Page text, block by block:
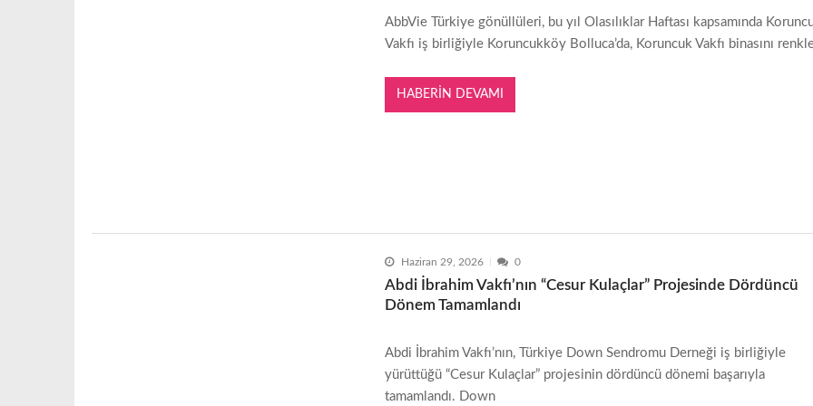
AbbVie Türkiye gönüllüleri, bu yıl Olasılıklar Haftası kapsamında
Vakfı iş birliğiyle Koruncukköy Bolluca’da, Koruncuk Vakfı binasını
HABERIN DEVAMI
Haziran 29, 2026 0
Abdi İbrahim Vakfı’nın “Cesur Kulaçlar” Projesinde Dördüncü
Dönem Tamamlandı
Abdi İbrahim Vakfı’nın, Türkiye Down Sendromu Derneği iş birliğiyle
yürüttüğü “Cesur Kulaçlar” projesinin dördüncü dönemi başarıyla
tamamlandı. Down